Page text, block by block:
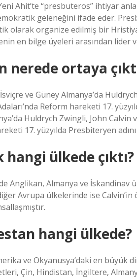
Ahit’te “presbuteros” ihtiyar
geleneğini ifade eder.
olarak organize edilmiş bir
en bilge üyeleri arasından lider
nerede ortaya
ve Güney Almanya’da
Reform hareketi 17.
Huldrych Zwingli, John Calvin
17. yüzyılda Presbiteryen adını
ülkede çıktı?
Anglikan, Almanya ve
Avrupa ülkelerinde ise
hangi ülkede?
ve Okyanusya’daki en
Çin, Hindistan, İngiltere,